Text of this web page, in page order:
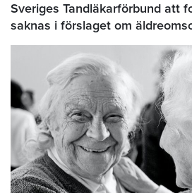
Sveriges Tandläkarförbund att
saknas i förslaget om